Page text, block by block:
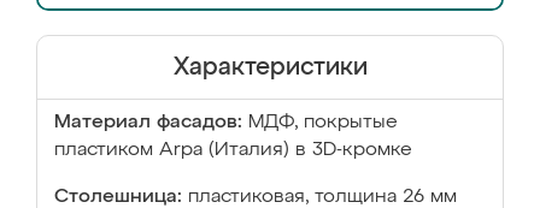
Характеристики
Материал фасадов: МДФ, покрытые
пластиком Arpa (Италия) в 3D-кромке
Столешница: пластиковая, толщина 26 мм